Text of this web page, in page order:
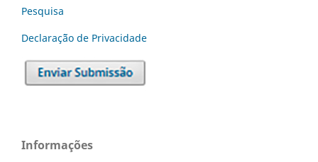
Pesquisa
Declaraç˜ão de Privacidade
Informações